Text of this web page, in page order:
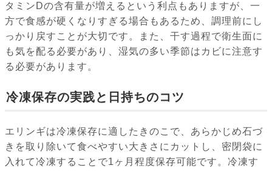
タミンDの含有量が増えるという利点もありますが、一
方で食感が硬くなりすぎる場合もあるため、調理前にし
っかり戻すことが大切です。また、干す過程で衛生面に
も気を配る必要があり、湿気の多い季節はカビに注意す
る必要があります。
冷凍保存の実践と日持ちのコツ
エリンギは冷凍保存に適したきのこで、あらかじめ石づ
きを取り除いて食べやすい大きさにカットし、密閉袋に
入れて冷凍することで1ヶ月程度保存可能です。冷凍す